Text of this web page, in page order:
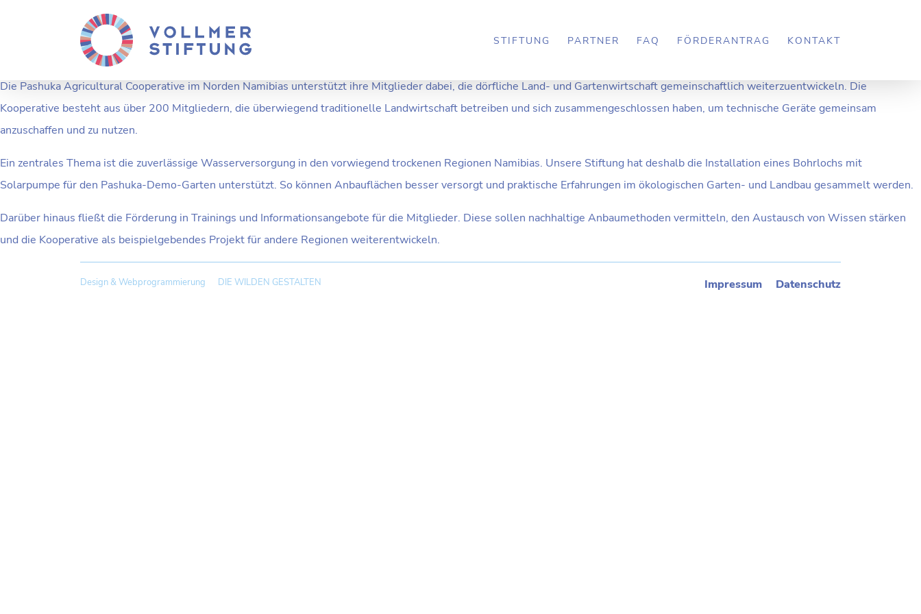
STIFTUNG PARTNER FAQ FÖRDERANTRAG KONTAKT
PASHUKA AGRICULTURAL COOPERATIVE
Die Pashuka Agricultural Cooperative im Norden Namibias unterstützt ihre Mitglieder dabei, die dörfliche Land- und Gartenwirtschaft gemeinschaftlich weiterzuentwickeln. Die
Kooperative besteht aus über 200 Mitgliedern, die überwiegend traditionelle Landwirtschaft betreiben und sich zusammengeschlossen haben, um technische Geräte gemeinsam
anzuschaffen und zu nutzen.
Ein zentrales Thema ist die zuverlässige Wasserversorgung in den vorwiegend trockenen Regionen Namibias. Unsere Stiftung hat deshalb die Installation eines Bohrlochs mit
Solarpumpe für den Pashuka-Demo-Garten unterstützt. So können Anbauflächen besser versorgt und praktische Erfahrungen im ökologischen Garten- und Landbau gesammelt werden.
Darüber hinaus fließt die Förderung in Trainings und Informationsangebote für die Mitglieder. Diese sollen nachhaltige Anbaumethoden vermitteln, den Austausch von Wissen stärken
und die Kooperative als beispielgebendes Projekt für andere Regionen weiterentwickeln.
Design & Webprogrammierung DIE WILDEN GESTALTEN Impressum Datenschutz